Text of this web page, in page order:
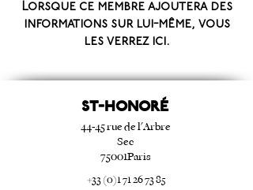
Lorsque ce membre ajoutera des
informations sur lui-même, vous
les verrez ici.
ST-HONORé
44-45 rue de l'Arbre
Sec
75001Paris
+33 (0)1 71 26 73 85